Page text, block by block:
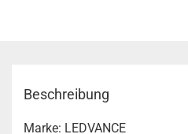
Beschreibung
Marke: LEDVANCE